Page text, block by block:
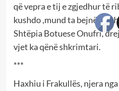
që vepra e tij e zgjedhur të
kushdo ,mund ta bejnë
Shtëpia Botuese Onufri,
vjet ka qënë shkrimtari.
***
Haxhiu i Frakullës, njera